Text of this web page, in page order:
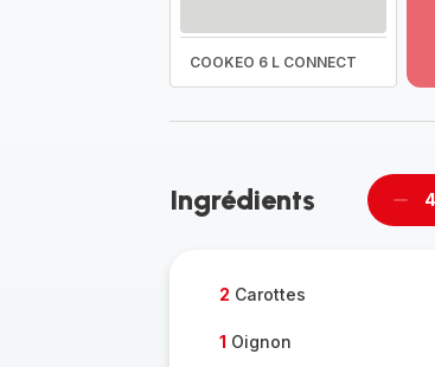
COOKEO 6 L CONNECT
la
Ingrédients
2 Carottes
1 Oignon